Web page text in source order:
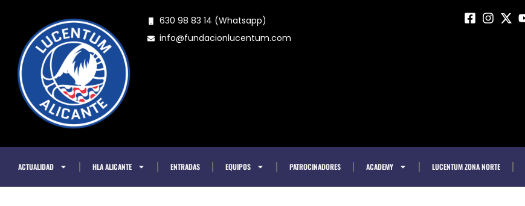
contenido
630 98 83 14 (Whatsapp)
info@fundacionlucentum.com
ACTUALIDAD HLA ALICANTE ENTRADAS EQUIPOS PATROCINADORES ACADEMY LUCENTUM ZONA NORTE